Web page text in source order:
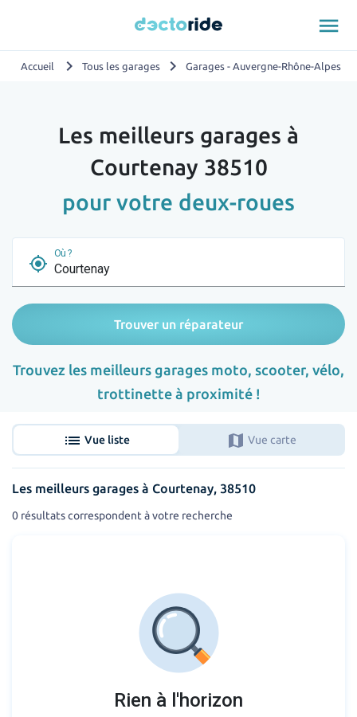
menu
Accueil chevron_right Tous les garages chevron_right Garages - Auvergne-Rhône-Alpes
Les meilleurs garages à
Courtenay 38510
pour votre deux-roues
my_location
Où ?
Trouver un réparateur
Trouvez les meilleurs garages moto, scooter, vélo,
trottinette à proximité !
list Vue liste map Vue carte
Les meilleurs garages à Courtenay, 38510
0 résultats correspondent à votre recherche
Rien à l'horizon